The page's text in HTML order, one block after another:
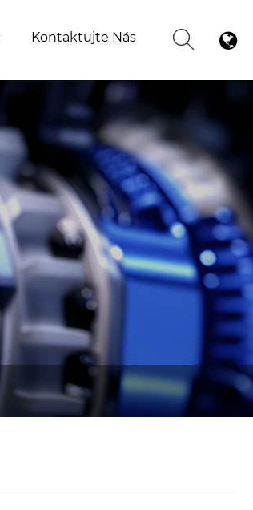
Kontaktujte Nás